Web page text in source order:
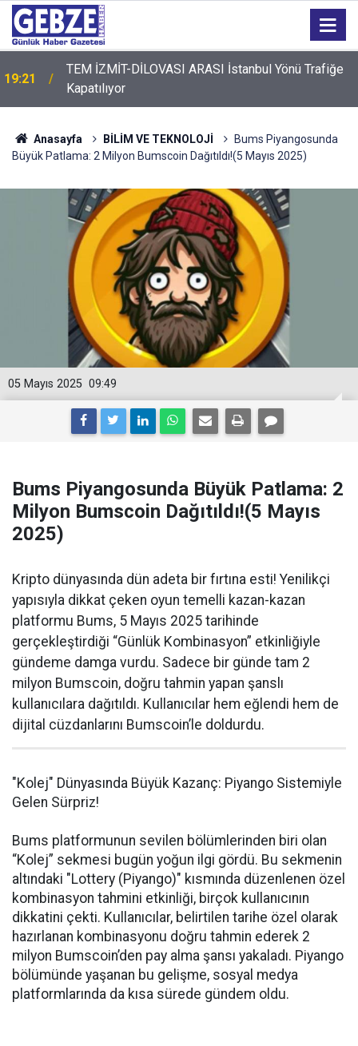
19:21
TEM İZMİT-DİLOVASI ARASI İstanbul Yönü Trafiğe
Kapatılıyor
Anasayfa BİLİM VE TEKNOLOJİ
Bums Piyangosunda
Büyük Patlama: 2 Milyon Bumscoin Dağıtıldı!(5 Mayıs 2025)
09:49
05 Mayıs 2025
Bums Piyangosunda Büyük Patlama: 2
Milyon Bumscoin Dağıtıldı!(5 Mayıs
2025)
Kripto dünyasında dün adeta bir fırtına esti! Yenilikçi
yapısıyla dikkat çeken oyun temelli kazan-kazan
platformu Bums, 5 Mayıs 2025 tarihinde
gerçekleştirdiği “Günlük Kombinasyon” etkinliğiyle
gündeme damga vurdu. Sadece bir günde tam 2
milyon Bumscoin, doğru tahmin yapan şanslı
kullanıcılara dağıtıldı. Kullanıcılar hem eğlendi hem de
dijital cüzdanlarını Bumscoin’le doldurdu.
"Kolej" Dünyasında Büyük Kazanç: Piyango Sistemiyle
Gelen Sürpriz!
Bums platformunun sevilen bölümlerinden biri olan
“Kolej” sekmesi bugün yoğun ilgi gördü. Bu sekmenin
altındaki "Lottery (Piyango)" kısmında düzenlenen özel
kombinasyon tahmini etkinliği, birçok kullanıcının
dikkatini çekti. Kullanıcılar, belirtilen tarihe özel olarak
hazırlanan kombinasyonu doğru tahmin ederek 2
milyon Bumscoin’den pay alma şansı yakaladı. Piyango
bölümünde yaşanan bu gelişme, sosyal medya
platformlarında da kısa sürede gündem oldu.